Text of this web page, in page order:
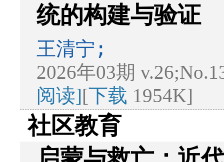
统的构建与验证
王清宁;
2026年03期
阅读][下载 1954K]
社区教育